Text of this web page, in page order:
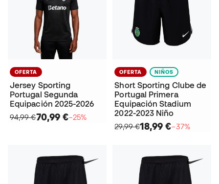
OFERTA
Jersey Sporting
Portugal Segunda
Equipación 2025-2026
94,99 €70,99 €−25%
OFERTA NIÑOS
Short Sporting Clube de
Portugal Primera
Equipación Stadium
2022-2023 Niño
29,99 €18,99 €−37%